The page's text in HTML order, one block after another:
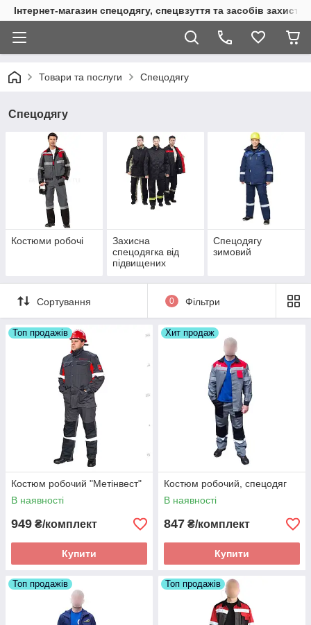
Інтернет-магазин спецодягу, спецвзуття та засобів захисту
Товари та послуги Спецодягу
Спецодягу
Костюми робочі
Захисна
спецодягка від
підвищених
Спецодягу
зимовий
Сортування 0 Фільтри
Топ продажів
Костюм робочий "Метінвест"
В наявності
949 ₴/комплект
Купити
Хит продаж
Костюм робочий, спецодяг
В наявності
847 ₴/комплект
Купити
Топ продажів Топ продажів